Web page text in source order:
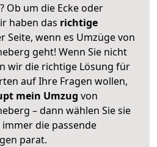
Ob um die Ecke oder
haben das richtige
Seite, wenn es Umzüge von
geht! Wenn Sie nicht
wir die richtige Lösung für
auf Ihre Fragen wollen,
mein Umzug von
– dann wählen Sie sie
die passende
parat.